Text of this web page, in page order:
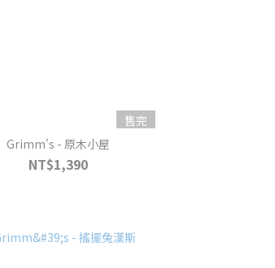
售完
Grimm's - 原木小屋
NT$1,390